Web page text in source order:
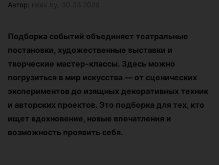
Автор:
Подборка событий объединяет театральные
постановки, художественные выставки и
творческие мастер-классы. Здесь можно
погрузиться в мир искусства — от сценических
экспериментов до изящных декоративных техник
и авторских проектов. Это подборка для тех, кто
ищет вдохновение, новые впечатления и
возможность проявить себя.